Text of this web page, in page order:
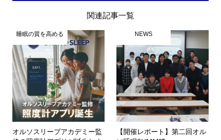
関連記事一覧
睡眠の質を高める
オルソスリープアカデミー監
NEWS
【開催レポート】第二回オル